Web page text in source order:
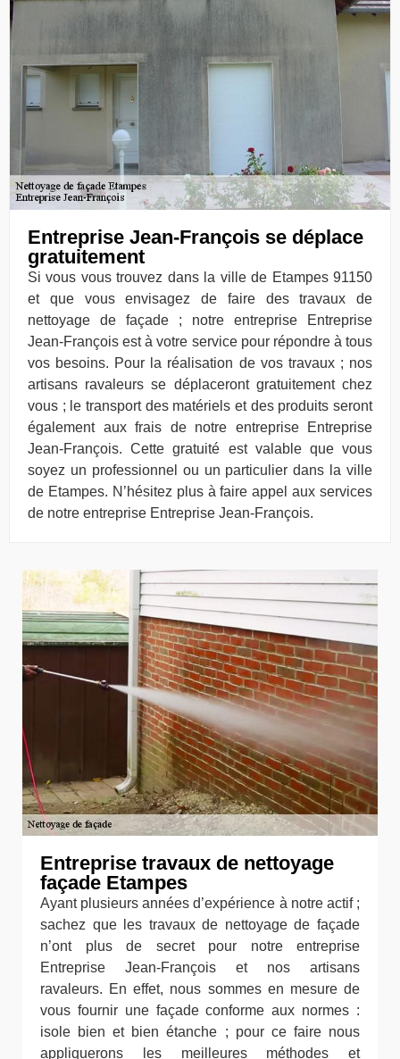
Entreprise Jean-François se déplace
gratuitement
Si vous vous trouvez dans la ville de Etampes 91150
et que vous envisagez de faire des travaux de
nettoyage de façade ; notre entreprise Entreprise
Jean-François est à votre service pour répondre à tous
vos besoins. Pour la réalisation de vos travaux ; nos
artisans ravaleurs se déplaceront gratuitement chez
vous ; le transport des matériels et des produits seront
également aux frais de notre entreprise Entreprise
Jean-François. Cette gratuité est valable que vous
soyez un professionnel ou un particulier dans la ville
de Etampes. N’hésitez plus à faire appel aux services
de notre entreprise Entreprise Jean-François.
Entreprise travaux de nettoyage
façade Etampes
Ayant plusieurs années d’expérience à notre actif ;
sachez que les travaux de nettoyage de façade
n’ont plus de secret pour notre entreprise
Entreprise Jean-François et nos artisans
ravaleurs. En effet, nous sommes en mesure de
vous fournir une façade conforme aux normes :
isole bien et bien étanche ; pour ce faire nous
appliquerons les meilleures méthodes et